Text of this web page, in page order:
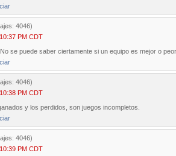
4046)
PM CDT
se puede saber ciertamente si un equipo es mejor o peor.
4046)
PM CDT
y los perdidos, son juegos incompletos.
4046)
PM CDT